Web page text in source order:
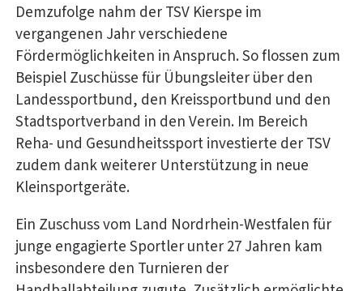
Demzufolge nahm der TSV Kierspe im
vergangenen Jahr verschiedene
Fördermöglichkeiten in Anspruch. So flossen zum
Beispiel Zuschüsse für Übungsleiter über den
Landessportbund, den Kreissportbund und den
Stadtsportverband in den Verein. Im Bereich
Reha- und Gesundheitssport investierte der TSV
zudem dank weiterer Unterstützung in neue
Kleinsportgeräte.
Ein Zuschuss vom Land Nordrhein-Westfalen für
junge engagierte Sportler unter 27 Jahren kam
insbesondere den Turnieren der